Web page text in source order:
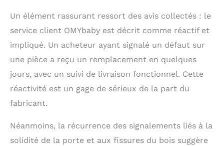
motricité. Ce parc en
bois deviendra un
centre d'exploration et
d'apprentissage.
Transformez
n'importe quel coin de
paradis de bébé,
Un meuble qui grandit
avec vous pour une
Un élément rassurant ressort des avis collectés : le
service client OMYbaby est décrit comme réactif et
impliqué. Un acheteur ayant signalé un défaut sur
une pièce a reçu un remplacement en quelques
jours, avec un suivi de livraison fonctionnel. Cette
réactivité est un gage de sérieux de la part du
fabricant.
Néanmoins, la récurrence des signalements liés à la
solidité de la porte et aux fissures du bois suggère